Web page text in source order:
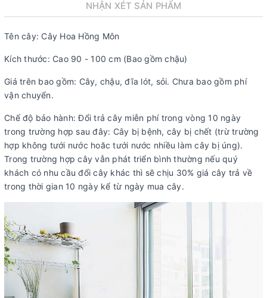
NHẬN XÉT SẢN PHẨM
Tên cây: Cây Hoa Hồng Môn
Kích thước: Cao 90 - 100 cm (Bao gồm chậu)
Giá trên bao gồm: Cây, chậu, đĩa lót, sỏi. Chưa bao gồm phí
vận chuyển.
Chế độ bảo hành: Đổi trả cây miễn phí trong vòng 10 ngày
trong trường hợp sau đây: Cây bị bệnh, cây bị chết (trừ trường
hợp không tưới nước hoăc tưới nước nhiều làm cây bị úng).
Trong trường hợp cây vẫn phát triển bình thường nếu quý
khách có nhu cầu đổi cây khác thì sẽ chịu 30% giá cây trả về
trong thời gian 10 ngày kể từ ngày mua cây.